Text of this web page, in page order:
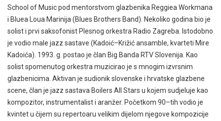
School of Music pod mentorstvom glazbenika Reggiea Workmana
i Bluea Loua Marinija (Blues Brothers Band). Nekoliko godina bio je
solist i prvi saksofonist Plesnog orkestra Radio Zagreba. Istodobno
je vodio male jazz sastave (Kadoić–Križić ansamble, kvarteti Mire
Kadoića). 1993. g. postao je član Big Banda RTV Slovenija. Kao
solist spomenutog orkestra muzicirao je s mnogim izvrsnim
glazbenicima. Aktivan je sudionik slovenske i hrvatske glazbene
scene, član je jazz sastava Boilers All Stars u kojem sudjeluje kao
kompozitor, instrumentalist i aranžer. Početkom 90–tih vodio je
kvintet u čijem su repertoaru velikim dijelom njegove kompozicije